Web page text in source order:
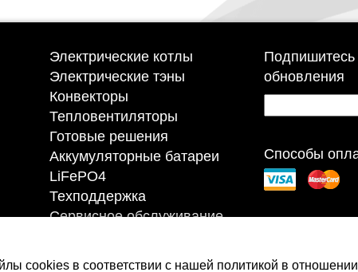
Электрические котлы
Электрические тэны
Конвекторы
Тепловентиляторы
Готовые решения
Аккумуляторные батареи
LiFePO4
Техподдержка
Сервисное обслуживание
Политики конфиденциальности
обновления
Способы
cookies в соответствии с нашей политикой в